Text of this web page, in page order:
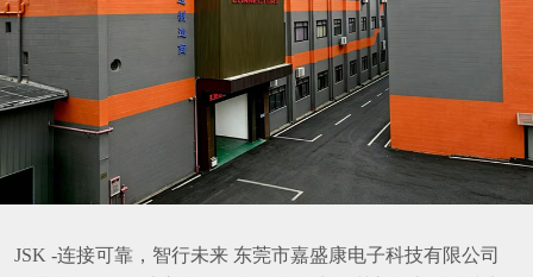
JSK -连接可靠，智行未来 东莞市嘉盛康电子科技有限公司